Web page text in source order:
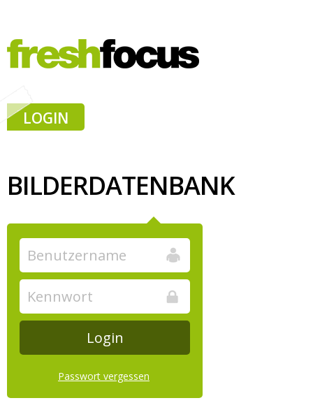
LOGIN
BILDERDATENBANK
Passwort vergessen